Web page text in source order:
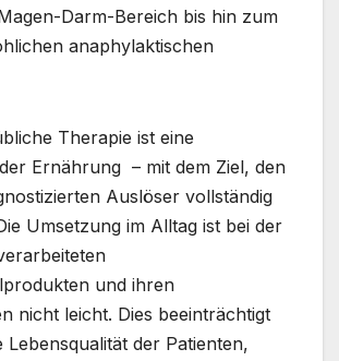
Darm-Bereich bis hin zum
anaphylaktischen
Therapie ist eine
Ernährung – mit dem Ziel, den
Auslöser vollständig
Umsetzung im Alltag ist bei der
und ihren
nicht leicht. Dies beeinträchtigt
Lebensqualität der Patienten,